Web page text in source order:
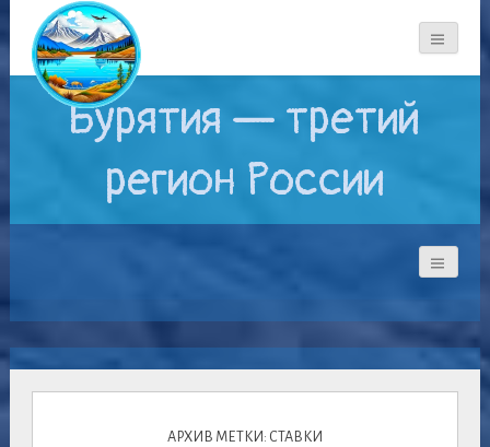
Бурятия — третий
регион России
АРХИВ МЕТКИ: СТАВКИ